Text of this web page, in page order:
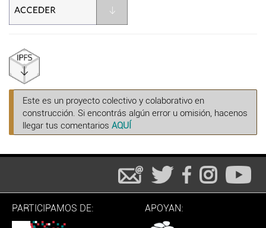
Este es un proyecto colectivo y colaborativo en
construcción. Si encontrás algún error u omisión, hacenos
llegar tus comentarios AQUÍ
PARTICIPAMOS DE: APOYAN: